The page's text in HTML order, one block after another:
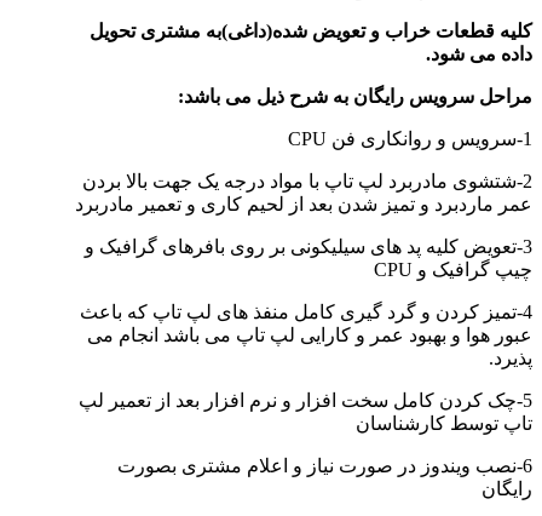
کلیه قطعات خراب و تعویض شده(داغی)به مشتری تحویل
داده می شود.
مراحل سرویس رایگان به شرح ذیل می باشد:
1-سرویس و روانکاری فن CPU
2-شتشوی مادربرد لپ تاپ با مواد درجه یک جهت بالا بردن
عمر ماردبرد و تمیز شدن بعد از لحیم کاری و تعمیر مادربرد
3-تعویض کلیه پد های سیلیکونی بر روی بافرهای گرافیک و
چیپ گرافیک و CPU
4-تمیز کردن و گرد گیری کامل منفذ های لپ تاپ که باعث
عبور هوا و بهبود عمر و کارایی لپ تاپ می باشد انجام می
پذیرد.
5-چک کردن کامل سخت افزار و نرم افزار بعد از تعمیر لپ
تاپ توسط کارشناسان
6-نصب ویندوز در صورت نیاز و اعلام مشتری بصورت
رایگان